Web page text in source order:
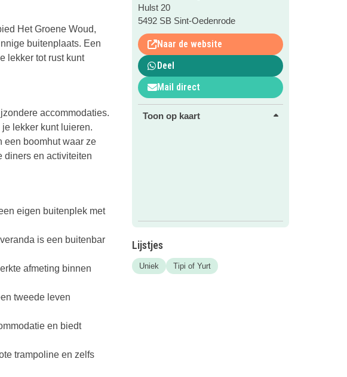
Het Groene Woud,
buitenplaats. Een
lekker tot rust kunt
accommodaties.
lekker kunt luieren.
een boomhut waar ze
diners en activiteiten
eigen buitenplek met
is een buitenbar
afmeting binnen
tweede leven
en biedt
trampoline en zelfs
Hulst 20
5492 SB Sint-Oedenrode
Naar de website
Deel
Mail direct
Toon op kaart
Lijstjes
Uniek Tipi of Yurt